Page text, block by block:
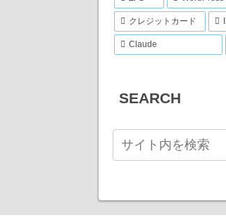
クレジットカード
Claude
SEARCH